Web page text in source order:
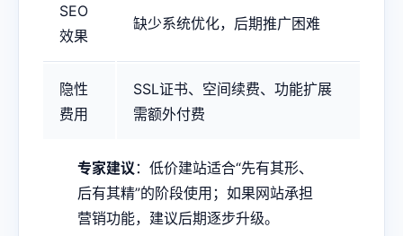
SEO
效果
缺少系统优化，后期推广困难
隐性
费用
SSL证书、空间续费、功能扩展
需额外付费
专家建议 ：低价建站适合“先有其形、
后有其精”的阶段使用；如果网站承担
营销功能，建议后期逐步升级。